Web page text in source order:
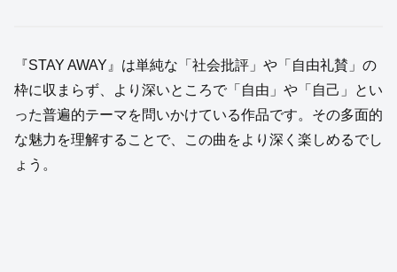
『STAY AWAY』は単純な「社会批評」や「自由礼賛」の
枠に収まらず、より深いところで「自由」や「自己」とい
った普遍的テーマを問いかけている作品です。その多面的
な魅力を理解することで、この曲をより深く楽しめるでし
ょう。